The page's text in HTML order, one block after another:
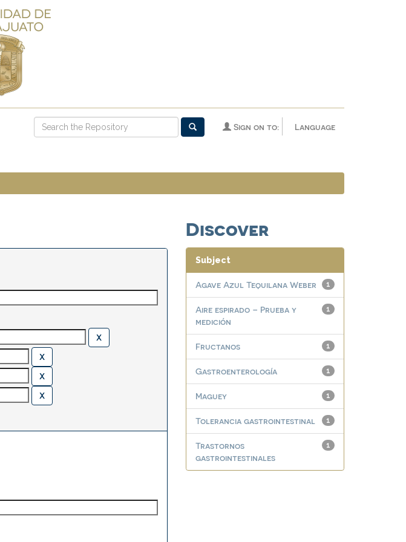
Language
Sign on to:
Discover
Subject
1
Agave Azul Tequilana Weber
1
Aire espirado – Prueba y
medición
1
Fructanos
1
Gastroenterología
1
Maguey
1
Tolerancia gastrointestinal
1
Trastornos
gastrointestinales